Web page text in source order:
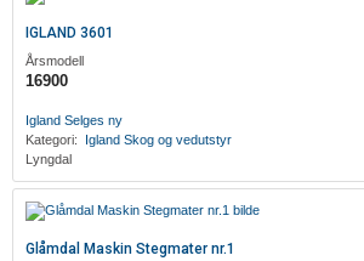
IGLAND 3601
Årsmodell
16900
Igland Selges ny
Kategori: Igland Skog og vedutstyr
Lyngdal
Glåmdal Maskin Stegmater nr.1